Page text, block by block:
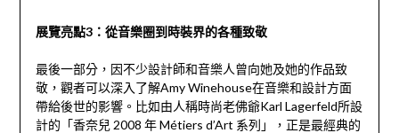
展覽亮點3：從音樂圈到時裝界的各種致敬
最後一部分，因不少設計師和音樂人曾向她及她的作品致
敬，觀者可以深入了解Amy Winehouse在音樂和設計方面
帶給後世的影響。比如由人稱時尚老佛爺Karl Lagerfeld所設
計的「香奈兒 2008 年 Métiers d’Art 系列」，正是最經典的